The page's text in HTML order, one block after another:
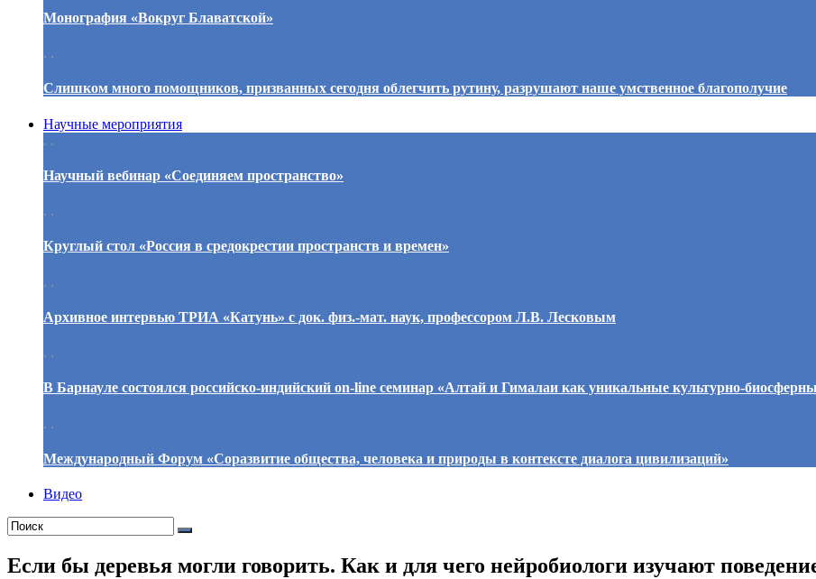
Монография «Вокруг Блаватской»
. .
Слишком много помощников, призванных сегодня облегчить рутину, разрушают наше умственное благополучие
Научные мероприятия
. .
Научный вебинар «Соединяем пространство»
. .
Круглый стол «Россия в средокрестии пространств и времен»
. .
Архивное интервью ТРИА «Катунь» с док. физ.-мат. наук, профессором Л.В. Лесковым
. .
В Барнауле состоялся российско-индийский on-line семинар «Алтай и Гималаи как уникальные культурно-
. .
Международный Форум «Соразвитие общества, человека и природы в контексте диалога цивилизаций»
Видео
Если бы деревья могли говорить. Как и для чего нейробиологи изучают